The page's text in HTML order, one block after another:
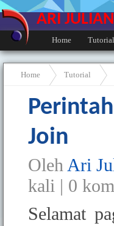
ARI
Home
Tutorial
Home Tutorial
Join
Oleh Ari
kali | 0
Selamat